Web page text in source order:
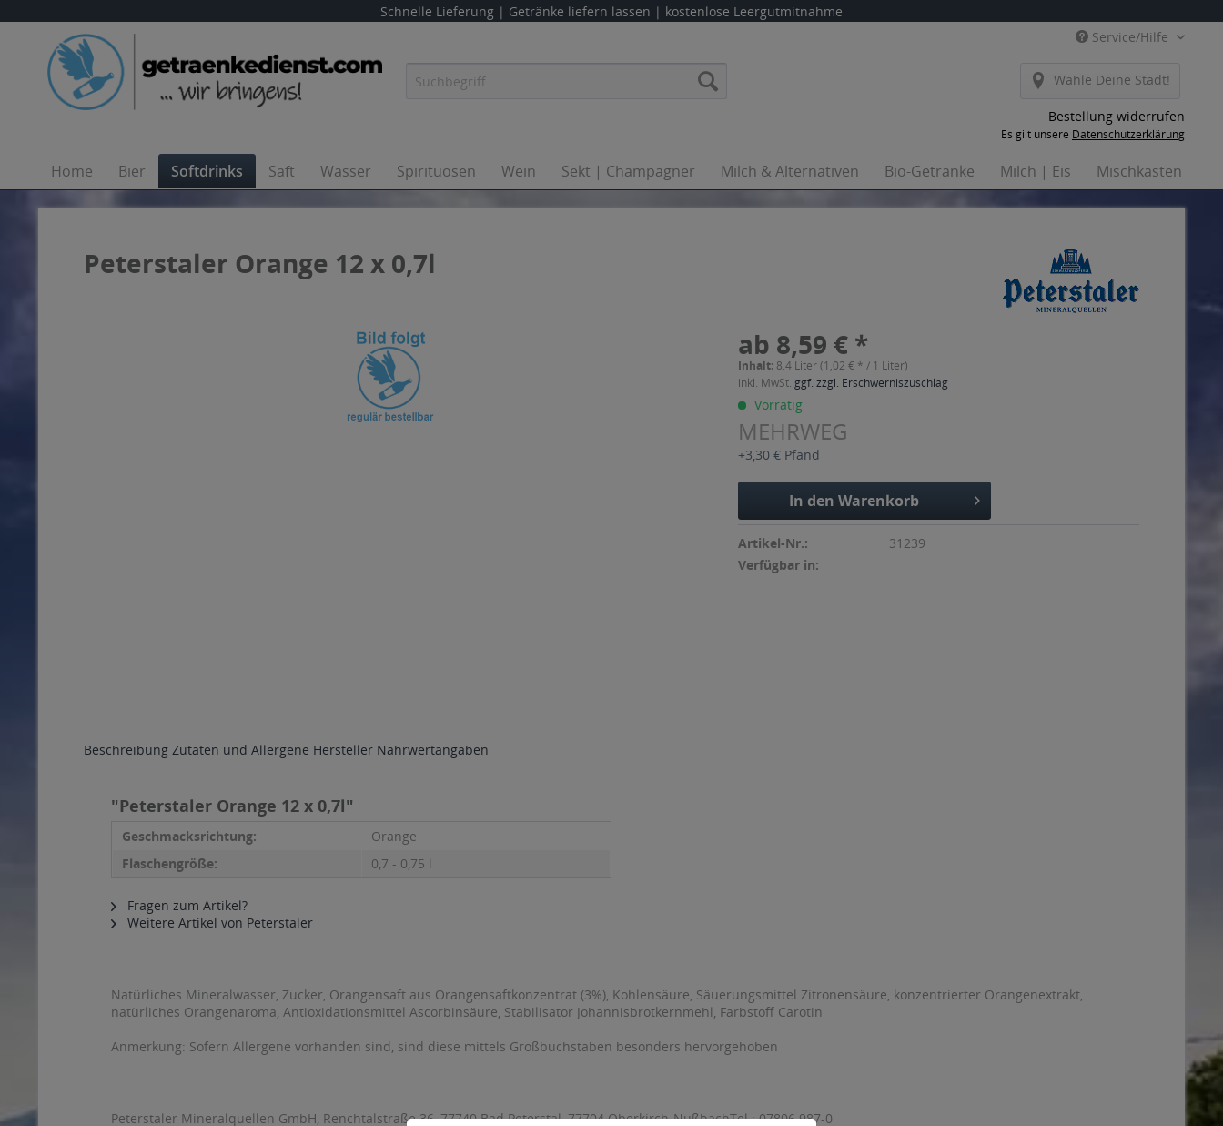
Schnelle Lieferung | Getränke liefern lassen | kostenlose Leergutmitnahme
Service/Hilfe
Wähle Deine Stadt!
Bestellung widerrufen
Es gilt unsere Datenschutzerklärung
Home Bier Softdrinks Saft Wasser Spirituosen Wein Sekt | Champagner Milch & Alternativen Bio-Getränke Milch | Eis Mischkästen
Peterstaler Orange 12 x 0,7l
ab 8,59 € *
Inhalt: 8.4 Liter (1,02 € * / 1 Liter)
inkl. MwSt. ggf. zzgl. Erschwerniszuschlag
Vorrätig
MEHRWEG
+3,30 € Pfand
In den Warenkorb
Artikel-Nr.:
31239
Verfügbar in:
Beschreibung Zutaten und Allergene Hersteller Nährwertangaben
"Peterstaler Orange 12 x 0,7l"
Geschmacksrichtung:
Orange
Flaschengröße:
0,7 - 0,75 l
Fragen zum Artikel?
Weitere Artikel von Peterstaler
Natürliches Mineralwasser, Zucker, Orangensaft aus Orangensaftkonzentrat (3%), Kohlensäure, Säuerungsmittel Zitronensäure, konzentrierter Orangenextrakt,
natürliches Orangenaroma, Antioxidationsmittel Ascorbinsäure, Stabilisator Johannisbrotkernmehl, Farbstoff Carotin
Anmerkung: Sofern Allergene vorhanden sind, sind diese mittels Großbuchstaben besonders hervorgehoben
Peterstaler Mineralquellen GmbH, Renchtalstraße 36, 77740 Bad Peterstal, 77704 Oberkirch-NußbachTel.: 07806 987-0